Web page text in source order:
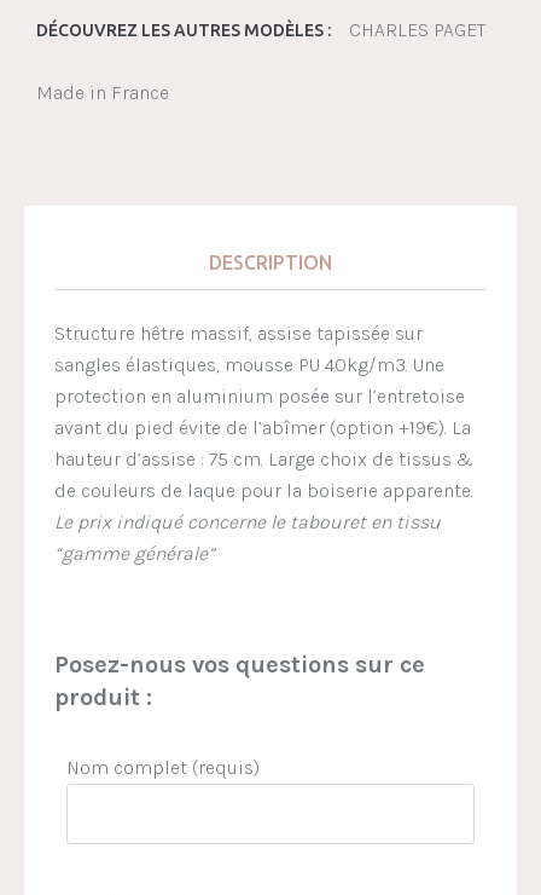
DÉCOUVREZ LES AUTRES MODÈLES : CHARLES PAGET
Made in France
DESCRIPTION
Structure hêtre massif, assise tapissée sur
sangles élastiques, mousse PU 40kg/m3. Une
protection en aluminium posée sur l’entretoise
avant du pied évite de l’abîmer (option +19€). La
hauteur d’assise : 75 cm. Large choix de tissus &
de couleurs de laque pour la boiserie apparente.
Le prix indiqué concerne le tabouret en tissu
“gamme générale”
Posez-nous vos questions sur ce
produit :
Nom complet (requis)